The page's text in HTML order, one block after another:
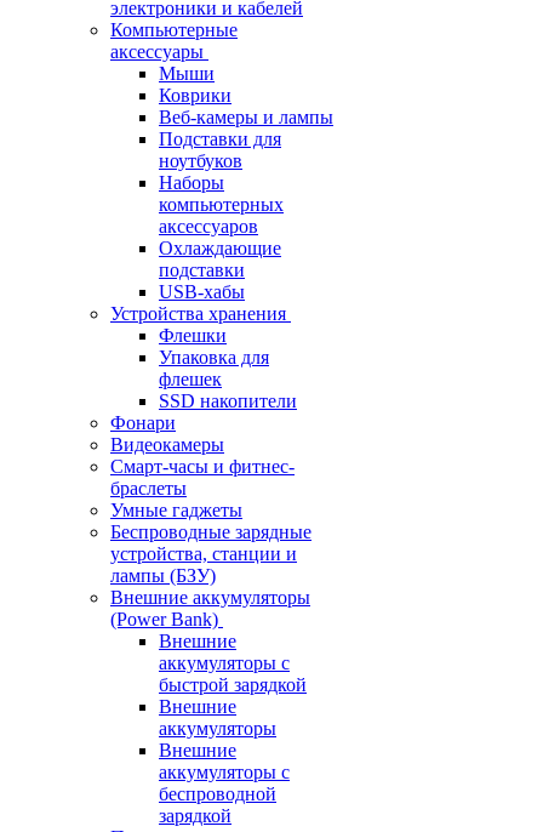
электроники и кабелей
Компьютерные
аксессуары
Мыши
Коврики
Веб-камеры и лампы
Подставки для
ноутбуков
Наборы
компьютерных
аксессуаров
Охлаждающие
подставки
USB-хабы
Устройства хранения
Флешки
Упаковка для
флешек
SSD накопители
Фонари
Видеокамеры
Смарт-часы и фитнес-
браслеты
Умные гаджеты
Беспроводные зарядные
устройства, станции и
лампы (БЗУ)
Внешние аккумуляторы
(Power Bank)
Внешние
аккумуляторы с
быстрой зарядкой
Внешние
аккумуляторы
Внешние
аккумуляторы с
беспроводной
зарядкой